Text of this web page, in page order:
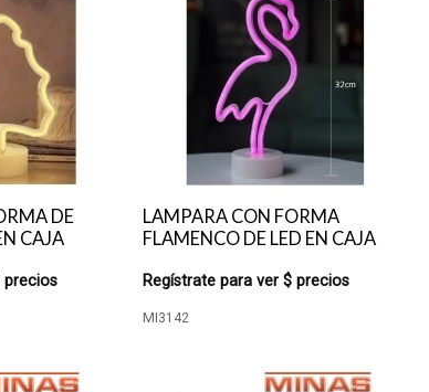
DE
CAJA
precios
LAMPARA CON FORMA
FLAMENCO DE LED EN CAJA
Regístrate para ver $ precios
MI3142